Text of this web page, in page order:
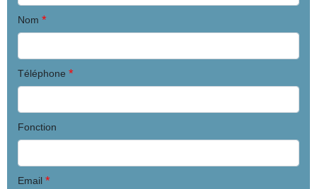
Nom *
Téléphone *
Fonction
Email *